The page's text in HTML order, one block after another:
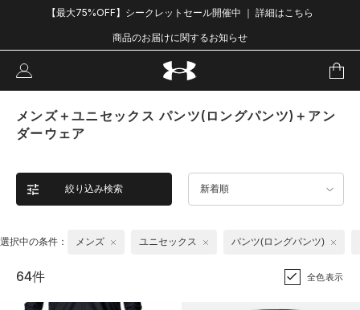
【最大75%OFF】シークレットセール開催中 ｜ 詳細はこちら
商品のお届けに関するお知らせ
メンズ＋ユニセックス パンツ(ロングパンツ)＋アン
ダーウェア
絞り込み検索 新着順
選択中の条件： メンズ ユニセックス パンツ(ロングパンツ)
64件 全色表示